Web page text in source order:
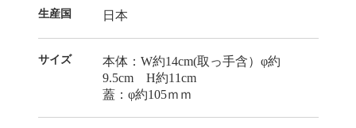
生産国 日本
サイズ
本体：W約14cm(取っ手含）φ約
9.5cm H約11cm
蓋：φ約105ｍｍ